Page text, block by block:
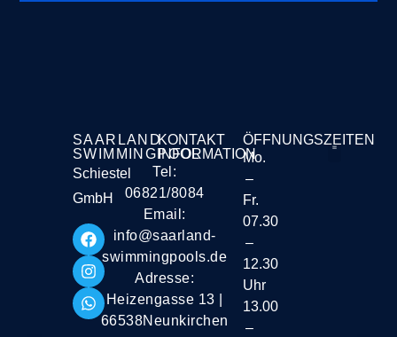
SAARLAND
SWIMMINGPOOL
Schiestel
GmbH
KONTAKT
INFORMATION
Tel:
06821/8084
Email:
info@saarland-
swimmingpools.de
Adresse:
Heizengasse 13 |
66538Neunkirchen
ÖFFNUNGSZEITEN
Mo.
–
Fr.
07.30
–
12.30
Uhr
13.00
–